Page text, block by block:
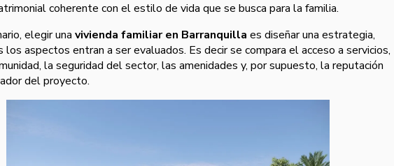
coherente con el estilo de vida que se busca para la familia.
elegir una vivienda familiar en Barranquilla es diseñar una estrategia,
aspectos entran a ser evaluados. Es decir se compara el acceso a servicios,
la seguridad del sector, las amenidades y, por supuesto, la reputación
del proyecto.